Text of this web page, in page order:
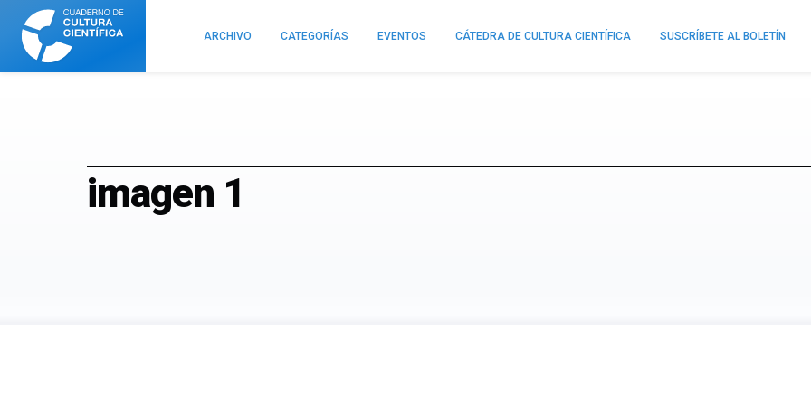
Cuaderno
Cultura
Científica
ARCHIVO CATEGORÍAS EVENTOS CÁTEDRA DE CULTURA CIENTÍFICA SUSCRÍBETE AL BOLETÍN
imagen 1